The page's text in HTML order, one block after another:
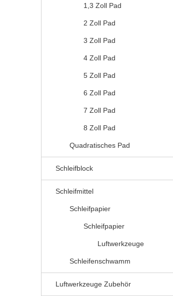
1,3 Zoll Pad
2 Zoll Pad
3 Zoll Pad
4 Zoll Pad
5 Zoll Pad
6 Zoll Pad
7 Zoll Pad
8 Zoll Pad
Quadratisches Pad
Schleifblock
Schleifmittel
Schleifpapier
Schleifpapier
Luftwerkzeuge
Schleifenschwamm
Luftwerkzeuge Zubehör